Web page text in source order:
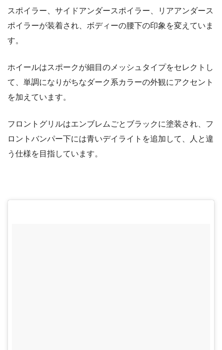
スポイラー、サイドアンダースポイラー、リアアンダース
ポイラーが装着され、ボディーの腰下の印象を変えていま
す。
ホイールはスポークが細目のメッシュタイプをセレクトし
て、単調になりがちなダーク系カラーの外観にアクセント
を加えています。
フロントグリルはエンブレムごとブラックに塗装され、フ
ロントバンパー下には青いデイライトを追加して、人と違
う仕様を目指しています。